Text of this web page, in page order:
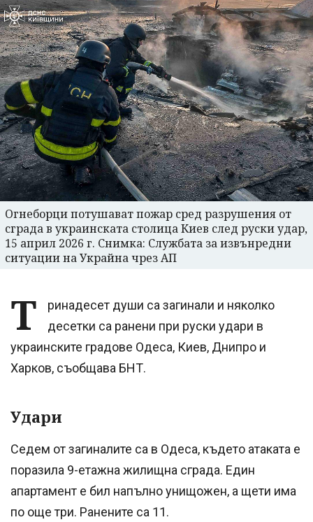
Огнеборци потушават пожар сред разрушения от
сграда в украинската столица Киев след руски удар,
15 април 2026 г. Снимка: Службата за извънредни
ситуации на Украйна чрез АП
Т
ринадесет души са загинали и няколко
десетки са ранени при руски удари в
украинските градове Одеса, Киев, Днипро и
Харков, съобщава БНТ.
Удари
Седем от загиналите са в Одеса, където атаката е
поразила 9-етажна жилищна сграда. Един
апартамент е бил напълно унищожен, а щети има
по още три. Ранените са 11.